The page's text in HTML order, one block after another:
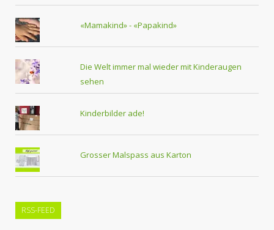
«Mamakind» - «Papakind»
Die Welt immer mal wieder mit Kinderaugen
sehen
Kinderbilder ade!
Grosser Malspass aus Karton
RSS-FEED